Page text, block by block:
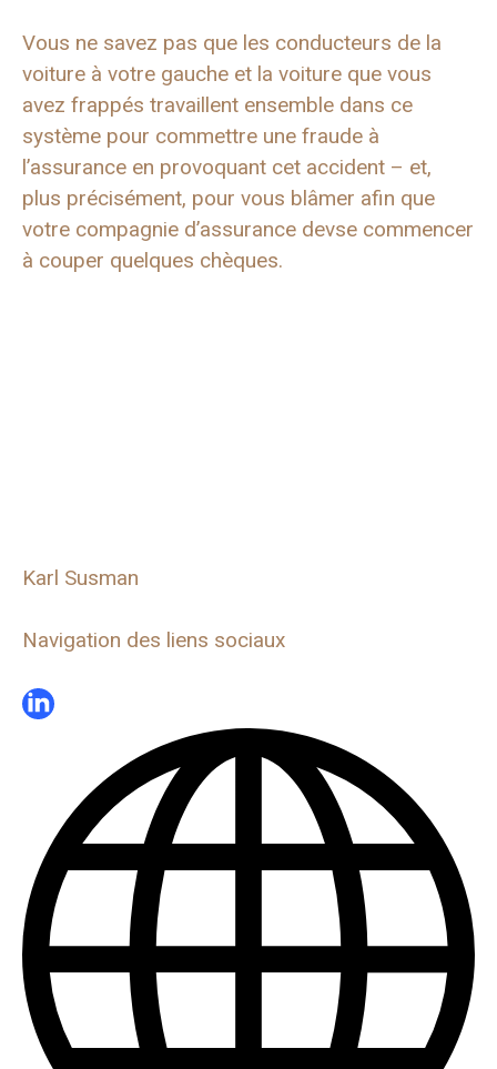
Vous ne savez pas que les conducteurs de la
voiture à votre gauche et la voiture que vous
avez frappés travaillent ensemble dans ce
système pour commettre une fraude à
l’assurance en provoquant cet accident – et,
plus précisément, pour vous blâmer afin que
votre compagnie d’assurance devse commencer
à couper quelques chèques.
Karl Susman
Navigation des liens sociaux